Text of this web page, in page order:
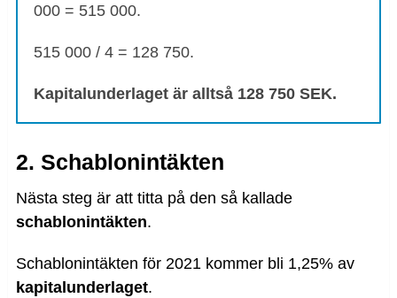
000 = 515 000.
515 000 / 4 = 128 750.
Kapitalunderlaget är alltså 128 750 SEK.
2. Schablonintäkten
Nästa steg är att titta på den så kallade
schablonintäkten.
Schablonintäkten för 2021 kommer bli 1,25% av
kapitalunderlaget.